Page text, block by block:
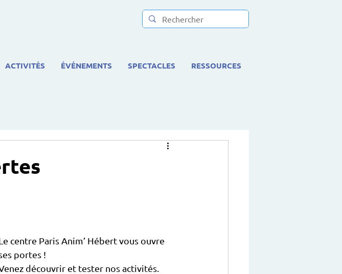
ACTIVITÉS ÉVÉNEMENTS SPECTACLES RESSOURCES
centre Paris Anim’ Hébert vous ouvre
portes !
découvrir et tester nos activités.